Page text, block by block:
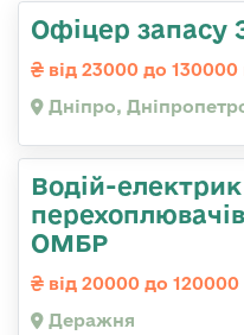
Офіцер запасу
від 23000 до 130000
Дніпро,
Водій-електрик
ОМБР
від 20000 до 120000
Деражня